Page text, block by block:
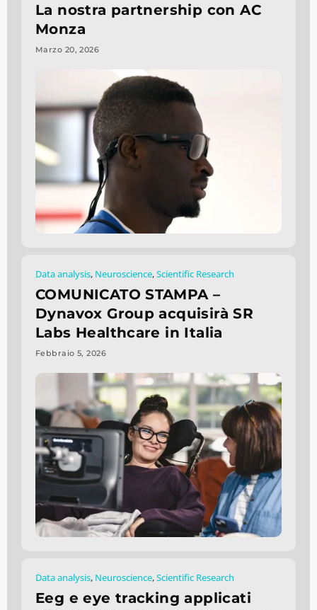
La nostra partnership con AC
Monza
Marzo 20, 2026
Data analysis, Neuroscience,Scientific Research
COMUNICATO STAMPA –
Dynavox Group acquisirà SR
Labs Healthcare in Italia
Febbraio 5, 2026
Data analysis, Neuroscience,Scientific Research
Eeg e eye tracking applicati